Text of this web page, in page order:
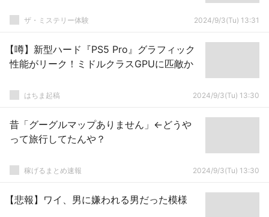
ザ・ミステリー体験 2024/9/3(Tu) 13:31
【噂】新型ハード『PS5 Pro』グラフィック
性能がリーク！ミドルクラスGPUに匹敵か
はちま起稿 2024/9/3(Tu) 13:30
昔「グーグルマップありません」←どうや
って旅行してたんや？
稼げるまとめ速報 2024/9/3(Tu) 13:30
【悲報】ワイ、男に嫌われる男だった模様